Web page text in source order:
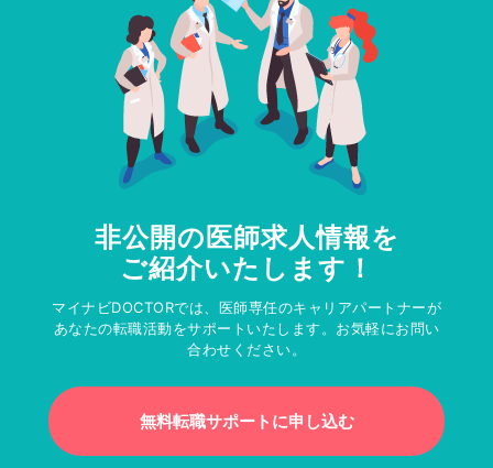
非公開の医師求人情報を
ご紹介いたします！
マイナビDOCTORでは、医師専任のキャリアパートナーが
あなたの転職活動をサポートいたします。お気軽にお問い
合わせください。
無料転職サポートに申し込む